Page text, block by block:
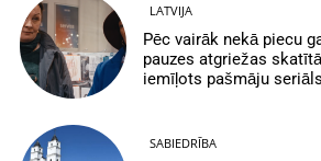
LATVIJA
Pēc vairāk nekā piecu
pauzes atgriežas
iemīļots pašmāju seriāls
SABIEDRĪBA